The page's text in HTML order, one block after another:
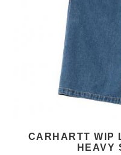
CARHARTT WIP
HEAVY